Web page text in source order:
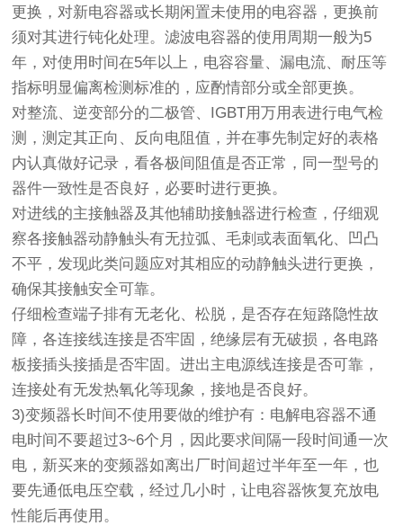
更换，对新电容器或长期闲置未使用的电容器，更换前
须对其进行钝化处理。滤波电容器的使用周期一般为5
年，对使用时间在5年以上，电容容量、漏电流、耐压等
指标明显偏离检测标准的，应酌情部分或全部更换。
对整流、逆变部分的二极管、IGBT用万用表进行电气检
测，测定其正向、反向电阻值，并在事先制定好的表格
内认真做好记录，看各极间阻值是否正常，同一型号的
器件一致性是否良好，必要时进行更换。
对进线的主接触器及其他辅助接触器进行检查，仔细观
察各接触器动静触头有无拉弧、毛刺或表面氧化、凹凸
不平，发现此类问题应对其相应的动静触头进行更换，
确保其接触安全可靠。
仔细检查端子排有无老化、松脱，是否存在短路隐性故
障，各连接线连接是否牢固，绝缘层有无破损，各电路
板接插头接插是否牢固。进出主电源线连接是否可靠，
连接处有无发热氧化等现象，接地是否良好。
3)变频器长时间不使用要做的维护有：电解电容器不通
电时间不要超过3~6个月，因此要求间隔一段时间通一次
电，新买来的变频器如离出厂时间超过半年至一年，也
要先通低电压空载，经过几小时，让电容器恢复充放电
性能后再使用。